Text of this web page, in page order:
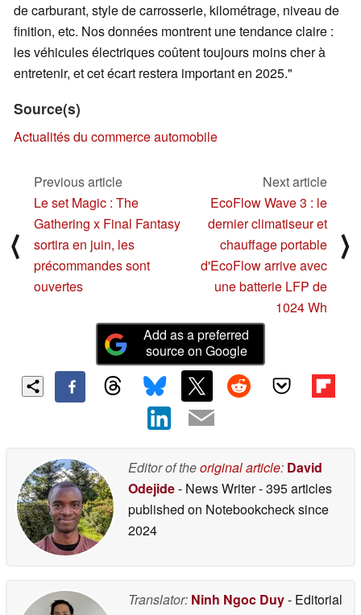
de carburant, style de carrosserie, kilométrage, niveau de
finition, etc. Nos données montrent une tendance claire :
les véhicules électriques coûtent toujours moins cher à
entretenir, et cet écart restera important en 2025."
Source(s)
Actualités du commerce automobile
⟨
Previous article
Le set Magic : The
Gathering x Final Fantasy
sortira en juin, les
précommandes sont
ouvertes
Next article
EcoFlow Wave 3 : le
dernier climatiseur et
chauffage portable
d'EcoFlow arrive avec
une batterie LFP de
1024 Wh
⟩
Add as a preferred
source on Google
Editor of theoriginal article: David
Odejide- News Writer- 395 articles
published on Notebookchecksince
2024
Translator: Ninh Ngoc Duy- Editorial